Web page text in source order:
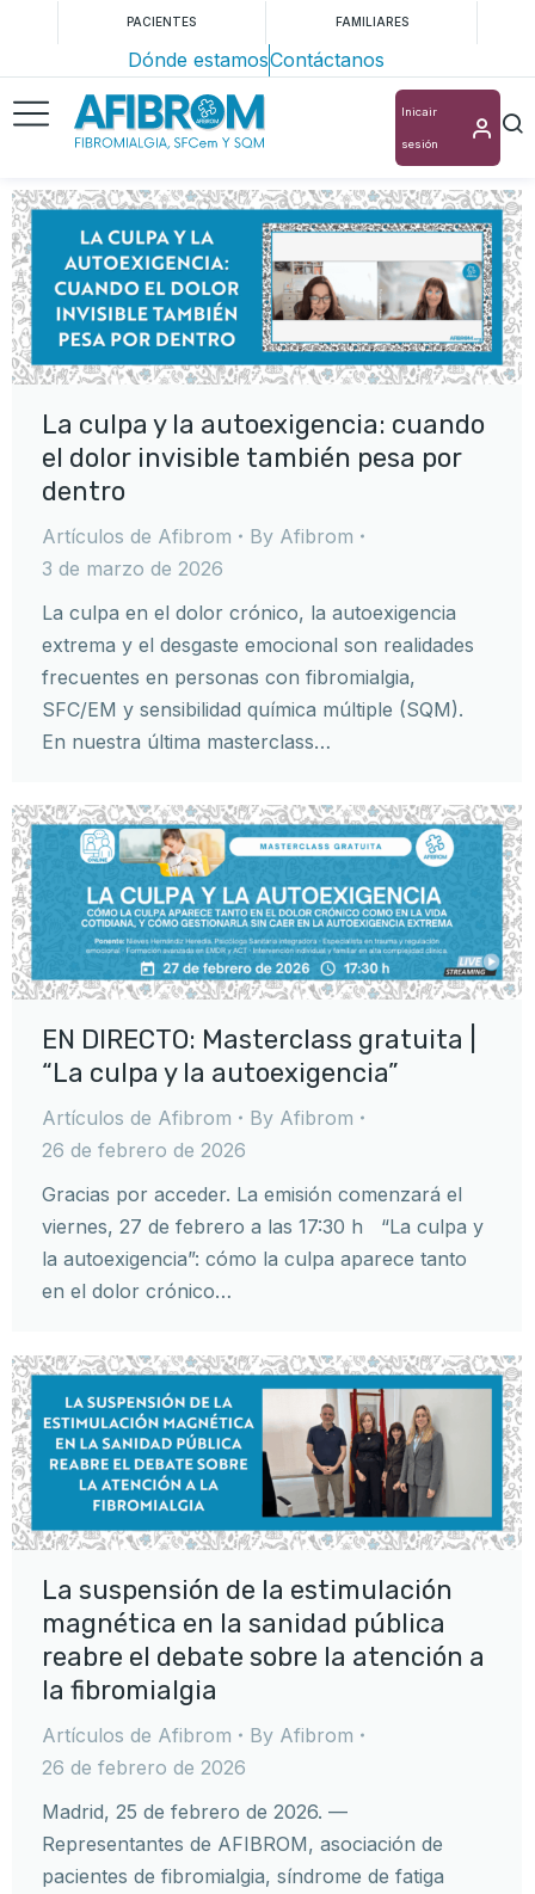
PACIENTES FAMILIARES
Dónde estamosContáctanos
Inicair
sesión
La culpa y la autoexigencia: cuando
el dolor invisible también pesa por
dentro
Artículos de Afibrom By Afibrom
3 de marzo de 2026
La culpa en el dolor crónico, la autoexigencia
extrema y el desgaste emocional son realidades
frecuentes en personas con fibromialgia,
SFC/EM y sensibilidad química múltiple (SQM).
En nuestra última masterclass…
EN DIRECTO: Masterclass gratuita |
“La culpa y la autoexigencia”
Artículos de Afibrom By Afibrom
26 de febrero de 2026
Gracias por acceder. La emisión comenzará el
viernes, 27 de febrero a las 17:30 h “La culpa y
la autoexigencia”: cómo la culpa aparece tanto
en el dolor crónico…
La suspensión de la estimulación
magnética en la sanidad pública
reabre el debate sobre la atención a
la fibromialgia
Artículos de Afibrom By Afibrom
26 de febrero de 2026
Madrid, 25 de febrero de 2026. —
Representantes de AFIBROM, asociación de
pacientes de fibromialgia, síndrome de fatiga